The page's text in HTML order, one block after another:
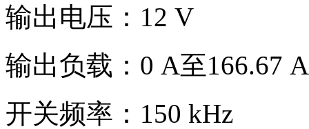
输出电压：12 V
输出负载：0 A至166.67 A
开关频率：150 kHz